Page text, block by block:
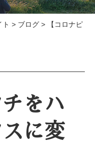
> ブログ>
【コロナピ
をハ
に変